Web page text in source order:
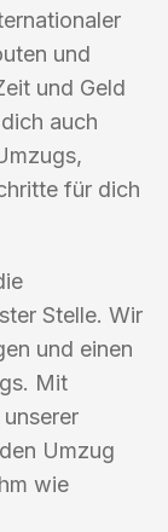
und
und Geld
auch
für dich
Stelle. Wir
und einen
Mit
Umzug
wie